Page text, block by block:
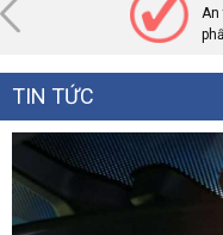
An
TIN TỨC